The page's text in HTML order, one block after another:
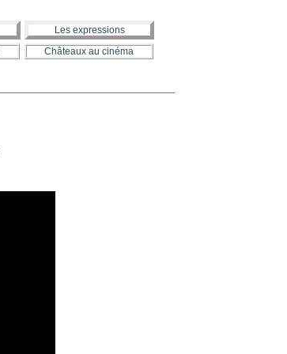
Les expressions
Châteaux au cinéma